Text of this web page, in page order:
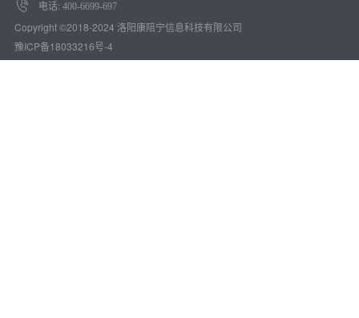
电话: 400-6699-697
Copyright ©2018-2024 洛阳康陪宁信息科技有限公司
豫ICP备18033216号-4